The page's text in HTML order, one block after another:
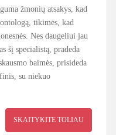
žmonių atsakys, kad
tikimės, kad
Nes daugeliui jau
šį specialistą, pradeda
baimės, prisideda
su niekuo
SKAITYKITE TOLIAU